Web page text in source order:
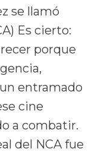
se llamó
Es cierto:
porque
entramado
cine
a combatir.
del NCA fue